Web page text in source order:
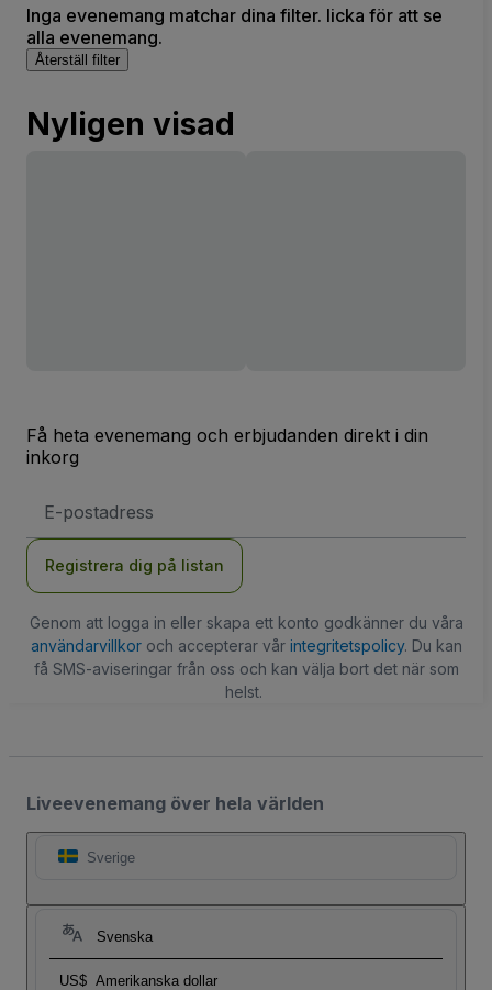
Inga evenemang matchar dina filter. licka för att se
alla evenemang.
Återställ filter
Nyligen visad
Få heta evenemang och erbjudanden direkt i din
inkorg
postadress
Registrera dig på listan
Genom att logga in eller skapa ett konto godkänner du våra
användarvillkoroch accepterar vår integritetspolicy. Du kan
få SMS-aviseringar från oss och kan välja bort det när som
helst.
Liveevenemang över hela världen
Sverige
Svenska
US$ Amerikanska dollar